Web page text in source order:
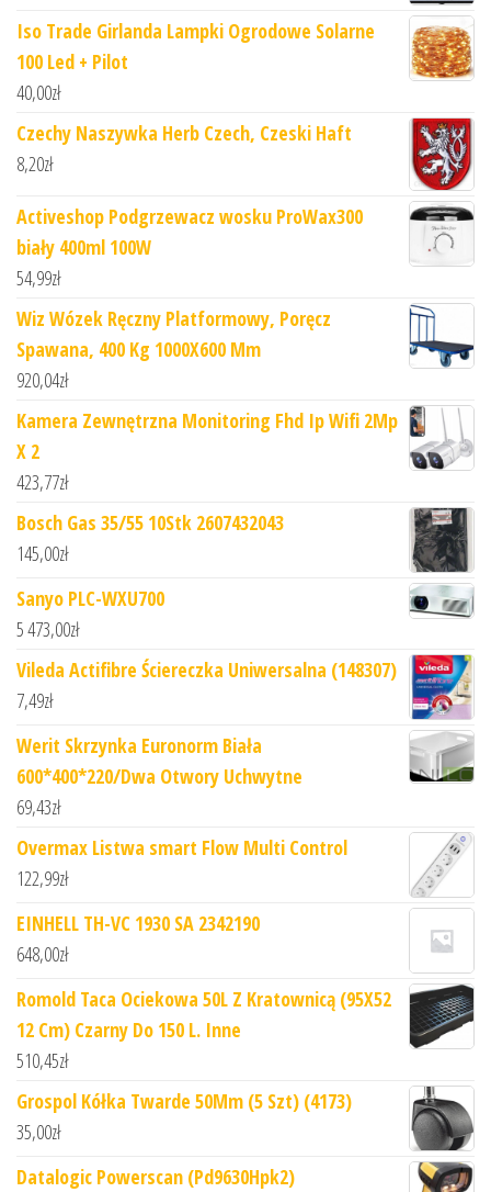
Iso Trade Girlanda Lampki Ogrodowe Solarne
100 Led + Pilot
40,00zł
Czechy Naszywka Herb Czech, Czeski Haft
8,20zł
Activeshop Podgrzewacz wosku ProWax300
biały 400ml 100W
54,99zł
Wiz Wózek Ręczny Platformowy, Poręcz
Spawana, 400 Kg 1000X600 Mm
920,04zł
Kamera Zewnętrzna Monitoring Fhd Ip Wifi 2Mp
X 2
423,77zł
Bosch Gas 35/55 10Stk 2607432043
145,00zł
Sanyo PLC-WXU700
5 473,00zł
Vileda Actifibre Ściereczka Uniwersalna (148307)
7,49zł
Werit Skrzynka Euronorm Biała
600*400*220/Dwa Otwory Uchwytne
69,43zł
Overmax Listwa smart Flow Multi Control
122,99zł
EINHELL TH-VC 1930 SA 2342190
648,00zł
Romold Taca Ociekowa 50L Z Kratownicą (95X52
12 Cm) Czarny Do 150 L. Inne
510,45zł
Grospol Kółka Twarde 50Mm (5 Szt) (4173)
35,00zł
Datalogic Powerscan (Pd9630Hpk2)